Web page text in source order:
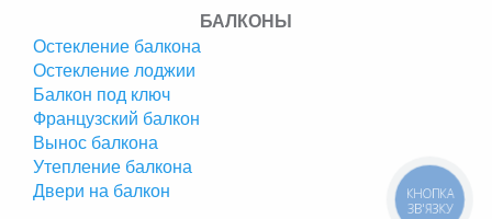
БАЛКОНЫ
Остекление балкона
Остекление лоджии
Балкон под ключ
Французский балкон
Вынос балкона
Утепление балкона
Двери на балкон
КНОПКА
ЗВ'ЯЗКУ